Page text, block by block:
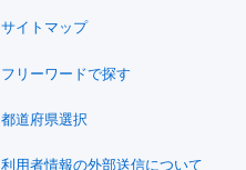
サイトマップ
フリーワードで探す
都道府県選択
利用者情報の外部送信について